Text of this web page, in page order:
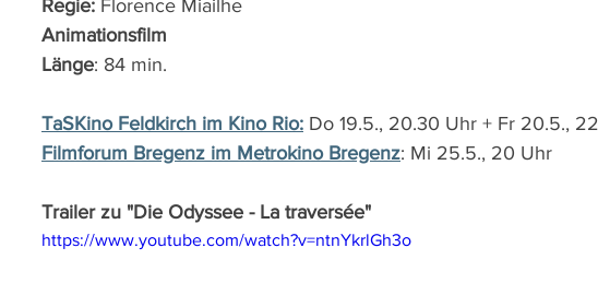
Regie: Florence Miailhe
Animationsfilm
Länge: 84 min.
TaSKino Feldkirch im Kino Rio: Do 19.5., 20.30 Uhr + Fr 20.5.,
Filmforum Bregenz im Metrokino Bregenz: Mi 25.5., 20 Uhr
Trailer zu "Die Odyssee - La traversée"
https://www.youtube.com/watch?v=ntnYkrlGh3o